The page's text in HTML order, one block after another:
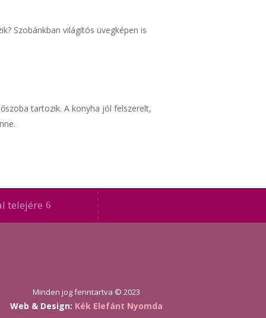
Szobánkban világítós üvegképen is
tartozik. A konyha jól felszerelt,
telejére
Minden jog fenntartva © 2023
Web & Design: Kék Elefánt Nyomda